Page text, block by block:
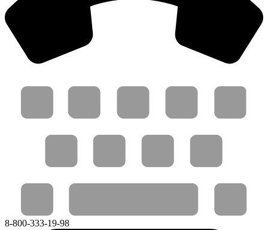
8-800-333-19-98